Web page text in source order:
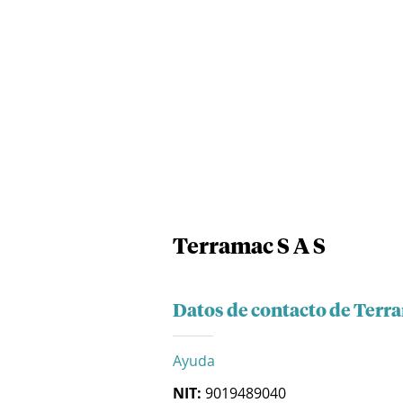
Terramac S A S
Datos de contacto de
Ayuda
NIT: 9019489040